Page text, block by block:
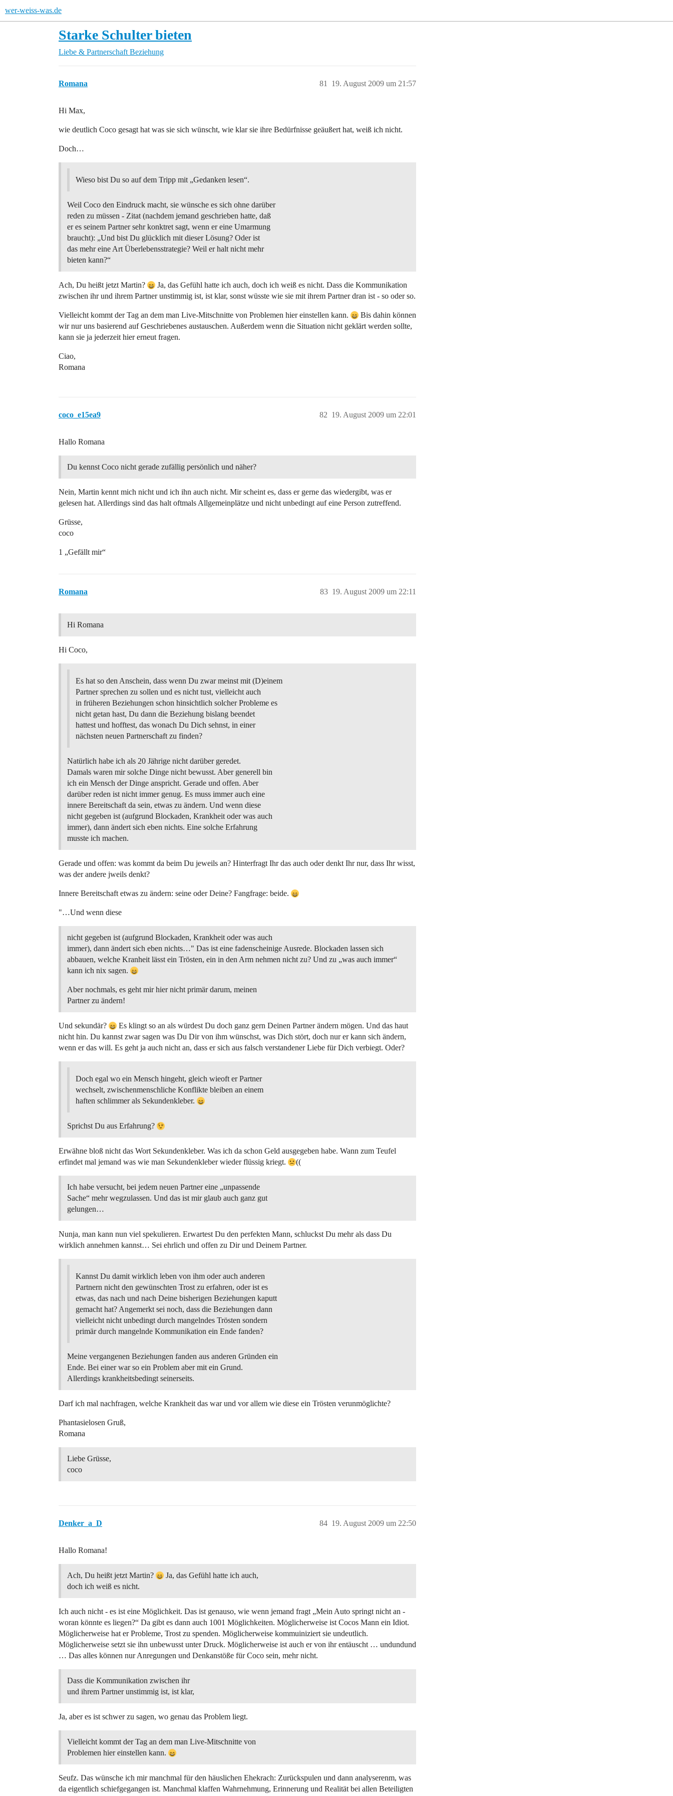
wer-weiss-was.de
Starke Schulter bieten
Liebe & Partnerschaft Beziehung
Romana 19. August 2009 um 21:57
81
Hi Max,
wie deutlich Coco gesagt hat was sie sich wünscht, wie klar sie ihre Bedürfnisse geäußert hat, weiß ich nicht.
Doch…
Wieso bist Du so auf dem Tripp mit „Gedanken lesen“.
Weil Coco den Eindruck macht, sie wünsche es sich ohne darüber
reden zu müssen - Zitat (nachdem jemand geschrieben hatte, daß
er es seinem Partner sehr konktret sagt, wenn er eine Umarmung
braucht): „Und bist Du glücklich mit dieser Lösung? Oder ist
das mehr eine Art Überlebensstrategie? Weil er halt nicht mehr
bieten kann?“
Ach, Du heißt jetzt Martin?
Ja, das Gefühl hatte ich auch, doch ich weiß es nicht. Dass die Kommunikation
zwischen ihr und ihrem Partner unstimmig ist, ist klar, sonst wüsste wie sie mit ihrem Partner dran ist - so oder so.
Vielleicht kommt der Tag an dem man Live-Mitschnitte von Problemen hier einstellen kann.
Bis dahin können
wir nur uns basierend auf Geschriebenes austauschen. Außerdem wenn die Situation nicht geklärt werden sollte,
kann sie ja jederzeit hier erneut fragen.
Ciao,
Romana
coco_e15ea9 19. August 2009 um 22:01
82
Hallo Romana
Du kennst Coco nicht gerade zufällig persönlich und näher?
Nein, Martin kennt mich nicht und ich ihn auch nicht. Mir scheint es, dass er gerne das wiedergibt, was er
gelesen hat. Allerdings sind das halt oftmals Allgemeinplätze und nicht unbedingt auf eine Person zutreffend.
Grüsse,
coco
1 „Gefällt mir“
Romana 19. August 2009 um 22:11
83
Hi Romana
Hi Coco,
Es hat so den Anschein, dass wenn Du zwar meinst mit (D)einem
Partner sprechen zu sollen und es nicht tust, vielleicht auch
in früheren Beziehungen schon hinsichtlich solcher Probleme es
nicht getan hast, Du dann die Beziehung bislang beendet
hattest und hofftest, das wonach Du Dich sehnst, in einer
nächsten neuen Partnerschaft zu finden?
Natürlich habe ich als 20 Jährige nicht darüber geredet.
Damals waren mir solche Dinge nicht bewusst. Aber generell bin
ich ein Mensch der Dinge anspricht. Gerade und offen. Aber
darüber reden ist nicht immer genug. Es muss immer auch eine
innere Bereitschaft da sein, etwas zu ändern. Und wenn diese
nicht gegeben ist (aufgrund Blockaden, Krankheit oder was auch
immer), dann ändert sich eben nichts. Eine solche Erfahrung
musste ich machen.
Gerade und offen: was kommt da beim Du jeweils an? Hinterfragt Ihr das auch oder denkt Ihr nur, dass Ihr wisst,
was der andere jweils denkt?
Innere Bereitschaft etwas zu ändern: seine oder Deine? Fangfrage: beide.
"…Und wenn diese
nicht gegeben ist (aufgrund Blockaden, Krankheit oder was auch
immer), dann ändert sich eben nichts…" Das ist eine fadenscheinige Ausrede. Blockaden lassen sich
abbauen, welche Kranheit lässt ein Trösten, ein in den Arm nehmen nicht zu? Und zu „was auch immer“
kann ich nix sagen.
Aber nochmals, es geht mir hier nicht primär darum, meinen
Partner zu ändern!
Und sekundär?
Es klingt so an als würdest Du doch ganz gern Deinen Partner ändern mögen. Und das haut
nicht hin. Du kannst zwar sagen was Du Dir von ihm wünschst, was Dich stört, doch nur er kann sich ändern,
wenn er das will. Es geht ja auch nicht an, dass er sich aus falsch verstandener Liebe für Dich verbiegt. Oder?
Doch egal wo ein Mensch hingeht, gleich wieoft er Partner
wechselt, zwischenmenschliche Konflikte bleiben an einem
haften schlimmer als Sekundenkleber.
Sprichst Du aus Erfahrung?
Erwähne bloß nicht das Wort Sekundenkleber. Was ich da schon Geld ausgegeben habe. Wann zum Teufel
erfindet mal jemand was wie man Sekundenkleber wieder flüssig kriegt.
((
Ich habe versucht, bei jedem neuen Partner eine „unpassende
Sache“ mehr wegzulassen. Und das ist mir glaub auch ganz gut
gelungen…
Nunja, man kann nun viel spekulieren. Erwartest Du den perfekten Mann, schluckst Du mehr als dass Du
wirklich annehmen kannst… Sei ehrlich und offen zu Dir und Deinem Partner.
Kannst Du damit wirklich leben von ihm oder auch anderen
Partnern nicht den gewünschten Trost zu erfahren, oder ist es
etwas, das nach und nach Deine bisherigen Beziehungen kaputt
gemacht hat? Angemerkt sei noch, dass die Beziehungen dann
vielleicht nicht unbedingt durch mangelndes Trösten sondern
primär durch mangelnde Kommunikation ein Ende fanden?
Meine vergangenen Beziehungen fanden aus anderen Gründen ein
Ende. Bei einer war so ein Problem aber mit ein Grund.
Allerdings krankheitsbedingt seinerseits.
Darf ich mal nachfragen, welche Krankheit das war und vor allem wie diese ein Trösten verunmöglichte?
Phantasielosen Gruß,
Romana
Liebe Grüsse,
coco
Denker_a_D 19. August 2009 um 22:50
84
Hallo Romana!
Ach, Du heißt jetzt Martin?
Ja, das Gefühl hatte ich auch,
doch ich weiß es nicht.
Ich auch nicht - es ist eine Möglichkeit. Das ist genauso, wie wenn jemand fragt „Mein Auto springt nicht an -
woran könnte es liegen?“ Da gibt es dann auch 1001 Möglichkeiten. Möglicherweise ist Cocos Mann ein Idiot.
Möglicherweise hat er Probleme, Trost zu spenden. Möglicherweise kommuiniziert sie undeutlich.
Möglicherweise setzt sie ihn unbewusst unter Druck. Möglicherweise ist auch er von ihr entäuscht … undundund
… Das alles können nur Anregungen und Denkanstöße für Coco sein, mehr nicht.
Dass die Kommunikation zwischen ihr
und ihrem Partner unstimmig ist, ist klar,
Ja, aber es ist schwer zu sagen, wo genau das Problem liegt.
Vielleicht kommt der Tag an dem man Live-Mitschnitte von
Problemen hier einstellen kann.
Seufz. Das wünsche ich mir manchmal für den häuslichen Ehekrach: Zurückspulen und dann analyserenm, was
da eigentlich schiefgegangen ist. Manchmal klaffen Wahrnehmung, Erinnerung und Realität bei allen Beteiligten